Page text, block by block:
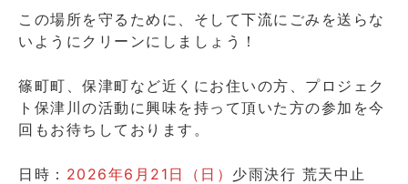
この場所を守るために、そして下流にごみを送らな
いようにクリーンにしましょう！
篠町町、保津町など近くにお住いの方、プロジェク
ト保津川の活動に興味を持って頂いた方の参加を今
回もお待ちしております。
日時： 2026年6月21日（日） 少雨決行 荒天中止